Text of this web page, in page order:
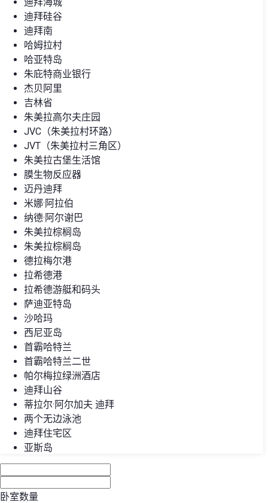
迪拜硅谷
迪拜南
哈姆拉村
哈亚特岛
朱庇特商业银行
杰贝阿里
吉林省
朱美拉高尔夫庄园
JVC（朱美拉村环路）
JVT（朱美拉村三角区）
朱美拉古堡生活馆
膜生物反应器
迈丹迪拜
米娜·阿拉伯
纳德·阿尔谢巴
朱美拉棕榈岛
朱美拉棕榈岛
德拉梅尔港
拉希德港
拉希德游艇和码头
萨迪亚特岛
沙哈玛
西尼亚岛
首霸哈特兰
首霸哈特兰二世
帕尔梅拉绿洲酒店
迪拜山谷
蒂拉尔·阿尔加夫 迪拜
两个无边泳池
迪拜住宅区
亚斯岛
卧室数量